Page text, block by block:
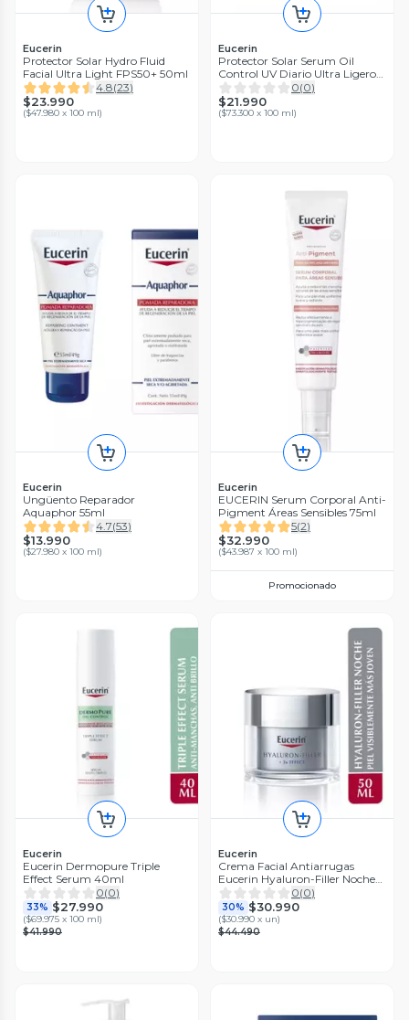
Eucerin
Protector Solar Hydro Fluid
Facial Ultra Light FPS50+ 50ml
4.8(23)
$23.990
($47.980 x 100 ml)
Eucerin
Protector Solar Serum Oil
Control UV Diario Ultra Ligero
FPS 50+ 30ml0(0)
$21.990
($73.300 x 100 ml)
Eucerin
Ungüento Reparador
Aquaphor 55ml
4.7(53)
$13.990
($27.980 x 100 ml)
Eucerin
EUCERIN Serum Corporal Anti-
Pigment Áreas Sensibles 75ml
5(2)
$32.990
($43.987 x 100 ml)
Promocionado
Eucerin
Eucerin Dermopure Triple
Effect Serum 40ml
0(0)
33% $27.990
($69.975 x 100 ml)
$41.990
Eucerin
Crema Facial Antiarrugas
Eucerin Hyaluron-Filler Noche
50ml
0(0)
30% $30.990
($30.990 x un)
$44.490